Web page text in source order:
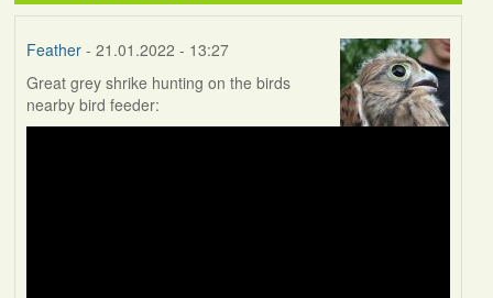
Feather- 21.01.2022 - 13:27
Great grey shrike hunting on the birds
nearby bird feeder: